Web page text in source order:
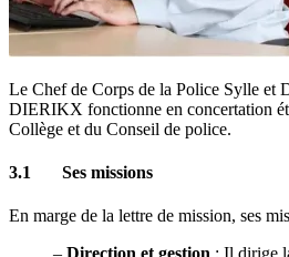
Le Chef de Corps de la Police Sylle et
DIERIKX fonctionne en concertation
Collège et du Conseil de police.
3.1 Ses missions
En marge de la lettre de mission, ses